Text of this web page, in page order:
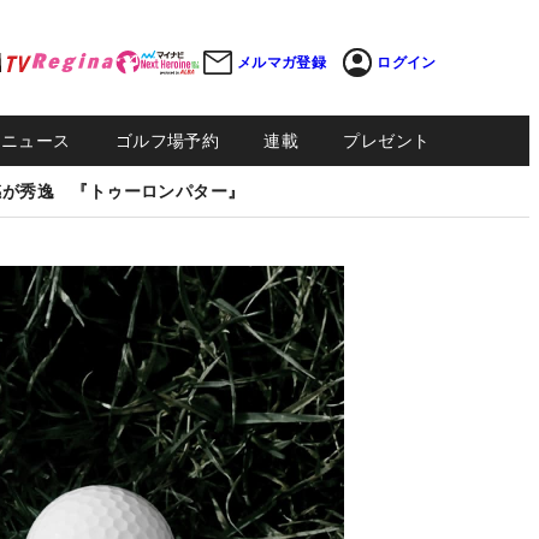
メルマガ登録 ログイン
ュース ゴルフ場予約 連載 プレゼント
秀逸 『トゥーロンパター』